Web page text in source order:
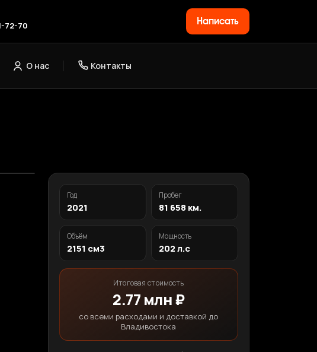
72-70 Написать
О нас Контакты
Год
2021
Пробег
81 658 км.
Объём
2151 см3
Мощность
202 л.с
Итоговая стоимость
2.77 млн ₽
со всеми расходами и доставкой до
Владивостока